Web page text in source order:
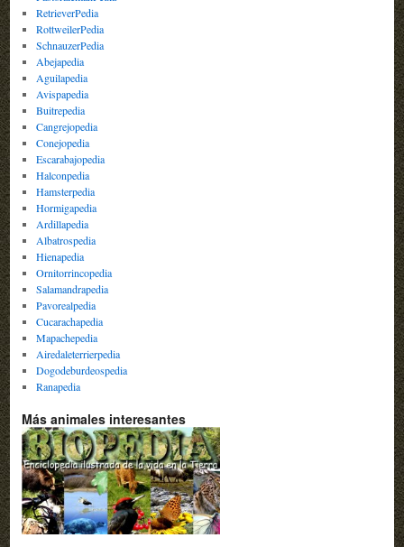
RetrieverPedia
RottweilerPedia
SchnauzerPedia
Abejapedia
Aguilapedia
Avispapedia
Buitrepedia
Cangrejopedia
Conejopedia
Escarabajopedia
Halconpedia
Hamsterpedia
Hormigapedia
Ardillapedia
Albatrospedia
Hienapedia
Ornitorrincopedia
Salamandrapedia
Pavorealpedia
Cucarachapedia
Mapachepedia
Airedaleterrierpedia
Dogodeburdeospedia
Ranapedia
Más animales interesantes